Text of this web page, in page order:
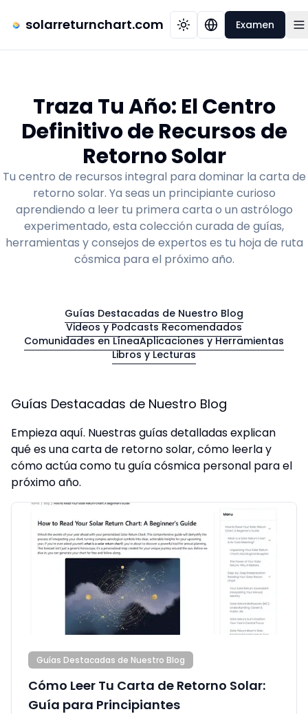
solarreturnchart.com Examen
Traza Tu Año: El Centro
Definitivo de Recursos de
Retorno Solar
Tu centro de recursos integral para dominar la carta de
retorno solar. Ya seas un principiante curioso
aprendiendo a leer tu primera carta o un astrólogo
experimentado, esta colección curada de guías,
herramientas y consejos de expertos es tu hoja de ruta
cósmica para el próximo año.
Guías Destacadas de Nuestro Blog
Videos y Podcasts Recomendados
Comunidades en LíneaAplicaciones y Herramientas
Libros y Lecturas
Guías Destacadas de Nuestro Blog
Empieza aquí. Nuestras guías detalladas explican
qué es una carta de retorno solar, cómo leerla y
cómo actúa como tu guía cósmica personal para el
próximo año.
Guías Destacadas de Nuestro Blog
Cómo Leer Tu Carta de Retorno Solar:
Guía para Principiantes